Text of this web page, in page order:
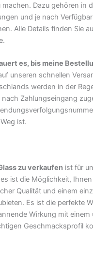
Dazu gehören in
und je nach
Alle Details finden Sie
es, bis meine
unseren schnellen
werden in der
Zahlungseingang
ist.
zu verkaufen ist für
ist die Möglichkeit,
Qualität und einem
Es ist die perfekte
Wirkung mit einem
Geschmacksprofil